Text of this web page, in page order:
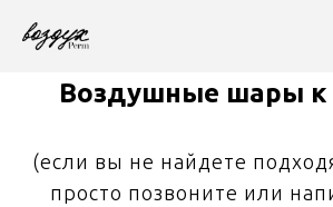
Воздушные шары к
(если вы не найдете
просто позвоните или